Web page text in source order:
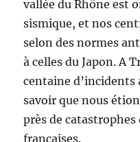
vallée du Rhône est
sismique, et nos
selon des normes
à celles du Japon. A
centaine d’incidents
savoir que nous
près de
françaises.